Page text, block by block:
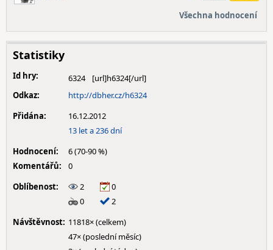
Všechna hodnocení
Statistiky
Id hry:
6324
Odkaz:
http://dbher.cz/h6324
Přidána:
16.12.2012
13 let a 236 dní
Hodnocení:
6 (70-90 %)
Komentářů:
0
Oblíbenost:
2
0
0
2
Návštěvnost: 11818× (celkem)
47× (poslední měsíc)